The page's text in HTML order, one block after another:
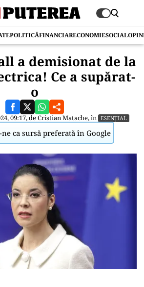
POLITICĂFINANCIARECONOMIESOCIAL
a demisionat de la
Ce a supărat-
o
09:17, deCristian Matache, în ESENȚIAL
ne ca sursă preferată în Google